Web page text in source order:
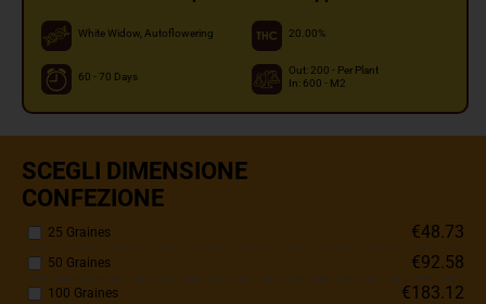
White Widow, Autoflowering 20.00%
60 - 70 Days
Out: 200 - Per Plant
In: 600 - M2
SCEGLI DIMENSIONE
CONFEZIONE
25 Graines €48.73
50 Graines €92.58
100 Graines €183.12